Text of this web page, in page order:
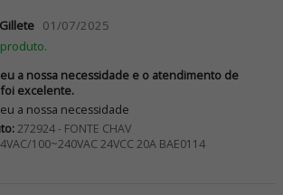
01/07/2025
a nossa necessidade e o atendimento de
excelente.
a nossa necessidade
272924 - FONTE CHAV
100~240VAC 24VCC 20A BAE0114